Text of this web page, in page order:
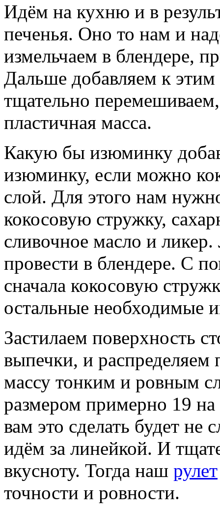
Идём на кухню и в
печенья. Оно то нам и
измельчаем в блендере,
Дальше добавляем к
тщательно
пластичная масса.
Какую бы изюминку
изюминку, если можно
слой. Для этого нам
кокосовую стружку,
сливочное масло и
провести в блендере. С
сначала кокосовую
остальные необходимые
Застилаем поверхность
выпечки, и
массу тонким и ровным
размером примерно 19 на
вам это сделать будет
идём за линейкой. И
вкусноту. Тогда наш рулет
точности и ровности.